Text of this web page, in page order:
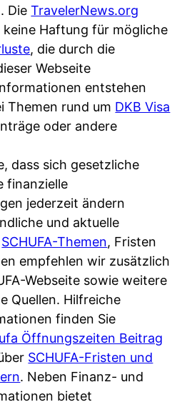
DieTravelerNews.org
Haftung für mögliche
, die durch die
Webseite
entstehen
Themen rund um DKB Visa
oder andere
dass sich gesetzliche
finanzielle
jederzeit ändern
und aktuelle
SCHUFA-Themen, Fristen
empfehlen wir zusätzlich
Webseite sowie weitere
Quellen. Hilfreiche
finden Sie
Öffnungszeiten Beitrag
SCHUFA-Fristen und
. Neben Finanz- und
bietet